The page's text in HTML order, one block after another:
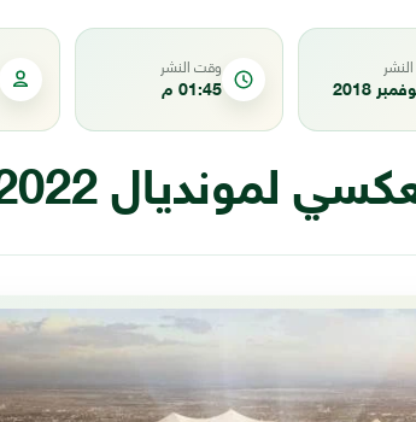
وقت النشر
01:45 م
لمونديال 2022